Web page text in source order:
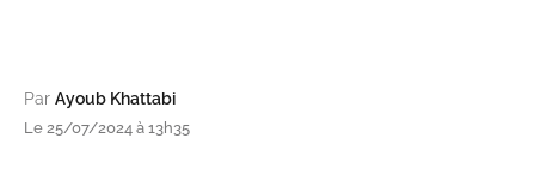
Par Ayoub Khattabi
Le 25/07/2024 à 13h35